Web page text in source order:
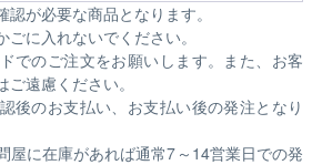
が必要な商品となります。
に入れないでください。
でのご注文をお願いします。また、お客
遠慮ください。
後のお支払い、お支払い後の発注となり
屋に在庫があれば通常7～14営業日での発